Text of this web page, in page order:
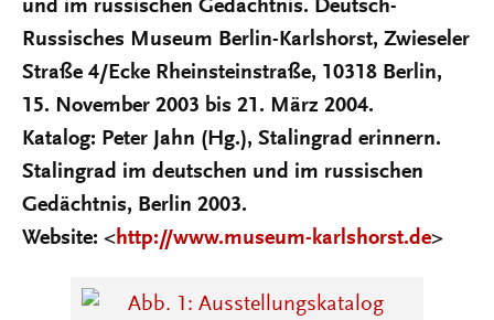
und im russischen Gedächtnis. Deutsch-
Russisches Museum Berlin-Karlshorst, Zwieseler
Straße 4/Ecke Rheinsteinstraße, 10318 Berlin,
15. November 2003 bis 21. März 2004.
Katalog: Peter Jahn (Hg.), Stalingrad erinnern.
Stalingrad im deutschen und im russischen
Gedächtnis, Berlin 2003.
Website: <http://www.museum-karlshorst.de>